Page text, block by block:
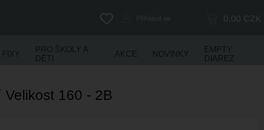
0,00 CZK
Přihlásit se
FIXY
PRO ŠKOLY A
DĚTI
AKCE NOVINKY
EMPTY
DIAREZ
160 - 2B